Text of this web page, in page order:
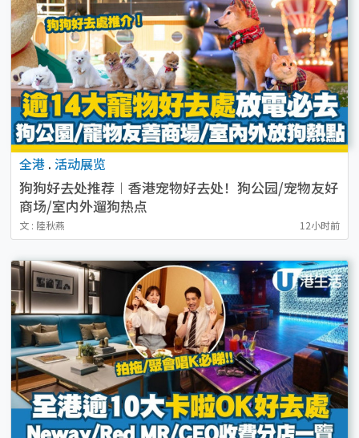
全港 . 活动展览
狗狗好去处推荐︱香港宠物好去处！狗公园/宠物友好
商场/室内外遛狗热点
文 : 陸秋燕 12小时前